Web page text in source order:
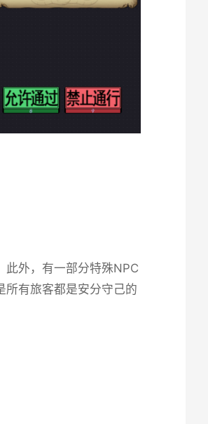
此外，有一部分特殊NPC
所有旅客都是安分守己的